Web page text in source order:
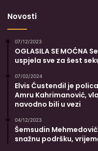
Novosti
07/12/2023
OGLASILA SE MOĆNA
uspjela sve za šest
07/02/2024
Elvis Ćustendil je
Amru Kahrimanović,
navodno bili u vezi
04/12/2023
Šemsudin
snažnu podršku,